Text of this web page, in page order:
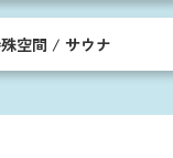
空間 / サウナ